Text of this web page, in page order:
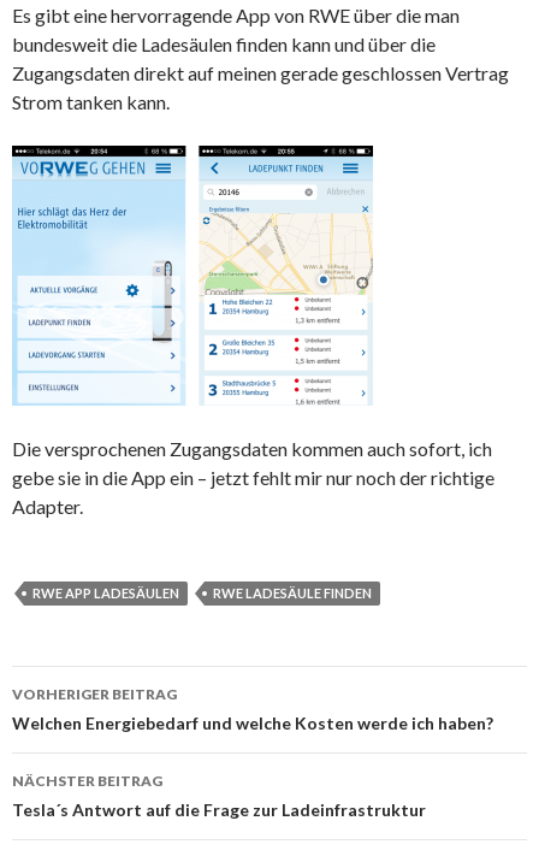
Es gibt eine hervorragende App von RWE über die man
bundesweit die Ladesäulen finden kann und über die
Zugangsdaten direkt auf meinen gerade geschlossen Vertrag
Strom tanken kann.
Die versprochenen Zugangsdaten kommen auch sofort, ich
gebe sie in die App ein – jetzt fehlt mir nur noch der richtige
Adapter.
RWE APP LADESÄULEN RWE LADESÄULE FINDEN
Beitrags-
Navigation
VORHERIGER BEITRAG
Welchen Energiebedarf und welche Kosten werde ich haben?
NÄCHSTER BEITRAG
Tesla´s Antwort auf die Frage zur Ladeinfrastruktur